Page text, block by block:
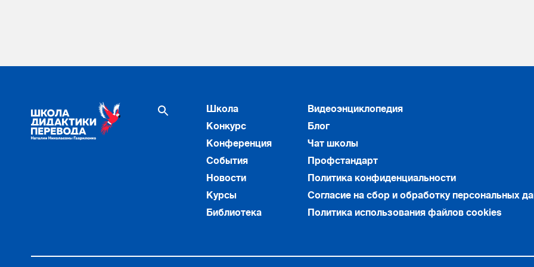
Школа
Конкурс
Конференция
События
Новости
Курсы
Библиотека
Видеоэнциклопедия
Блог
Чат школы
Профстандарт
Политика конфиденциальности
Согласие на сбор и обработку персональных
Политика использования файлов cookies